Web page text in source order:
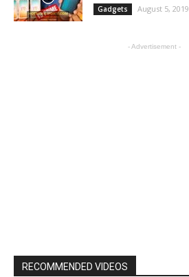
Gadgets August 5, 2019
- Advertisement -
RECOMMENDED VIDEOS